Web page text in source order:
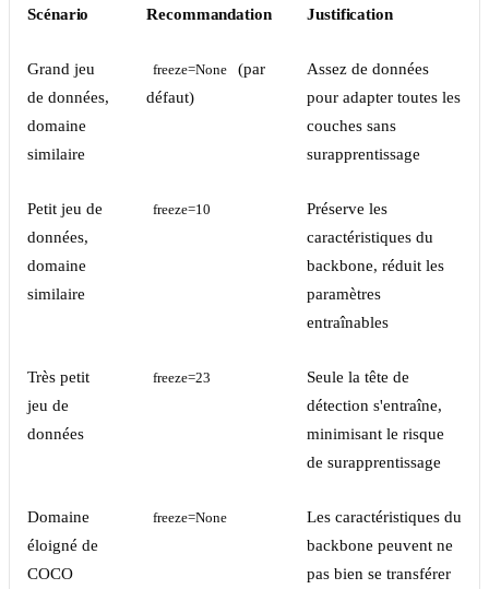
Scénario Recommandation Justification
Grand jeu
de données,
domaine
similaire
freeze=None
(par
défaut)
Assez de données
pour adapter toutes les
couches sans
surapprentissage
Petit jeu de
données,
domaine
similaire
freeze=10
Préserve les
caractéristiques du
backbone, réduit les
paramètres
entraînables
Très petit
jeu de
données
freeze=23
Seule la tête de
détection s'entraîne,
minimisant le risque
de surapprentissage
Domaine
éloigné de
COCO
freeze=None
Les caractéristiques du
backbone peuvent ne
pas bien se transférer